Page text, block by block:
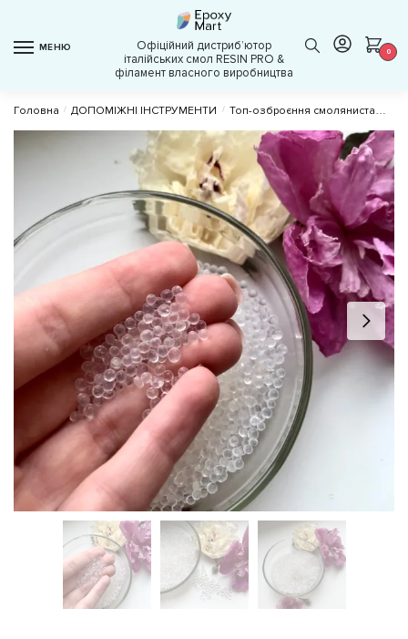
navigation
contentМЕНЮ
Офіційний дистрибʼютор
італійських смол RESIN PRO &
філамент власного виробництва
0
Головна / ДОПОМІЖНІ ІНСТРУМЕНТИ / Топ-озброєння смоляниста